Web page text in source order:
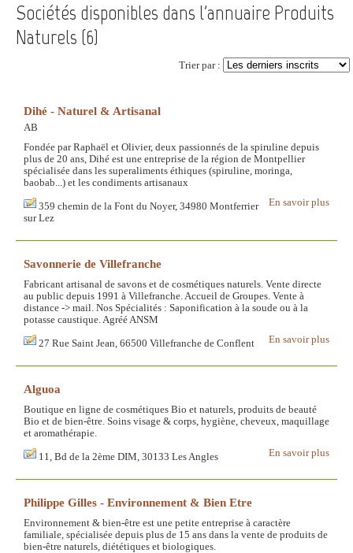
Sociétés disponibles dans l'annuaire Produits
Naturels (6)
Trier par :
Dihé - Naturel & Artisanal
AB
Fondée par Raphaël et Olivier, deux passionnés de la spiruline depuis
plus de 20 ans, Dihé est une entreprise de la région de Montpellier
spécialisée dans les superaliments éthiques (spiruline, moringa,
baobab...) et les condiments artisanaux
En savoir plus
359 chemin de la Font du Noyer, 34980 Montferrier
sur Lez
Savonnerie de Villefranche
Fabricant artisanal de savons et de cosmétiques naturels. Vente directe
au public depuis 1991 à Villefranche. Accueil de Groupes. Vente à
distance -> mail. Nos Spécialités : Saponification à la soude ou à la
potasse caustique. Agréé ANSM
En savoir plus
27 Rue Saint Jean, 66500 Villefranche de Conflent
Alguoa
Boutique en ligne de cosmétiques Bio et naturels, produits de beauté
Bio et de bien-être. Soins visage & corps, hygiène, cheveux, maquillage
et aromathérapie.
En savoir plus
11, Bd de la 2ème DIM, 30133 Les Angles
Philippe Gilles - Environnement & Bien Etre
Environnement & bien-être est une petite entreprise à caractère
familiale, spécialisée depuis plus de 15 ans dans la vente de produits de
bien-être naturels, diététiques et biologiques.